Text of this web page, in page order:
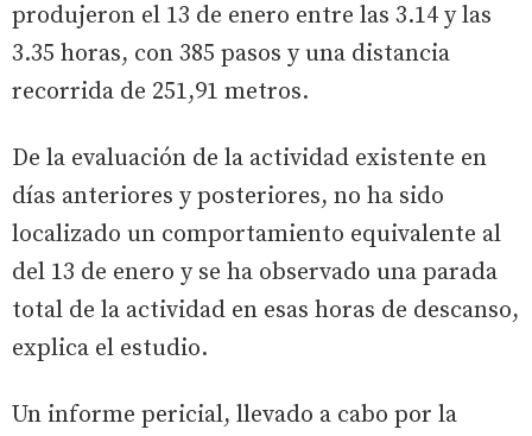
produjeron el 13 de enero entre las 3.14 y las
3.35 horas, con 385 pasos y una distancia
recorrida de 251,91 metros.
De la evaluación de la actividad existente en
días anteriores y posteriores, no ha sido
localizado un comportamiento equivalente al
del 13 de enero y se ha observado una parada
total de la actividad en esas horas de descanso,
explica el estudio.
Un informe pericial, llevado a cabo por la